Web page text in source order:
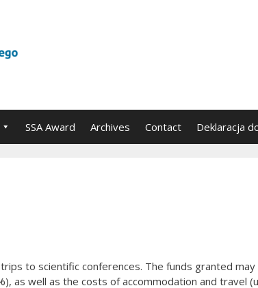
SSA Award Archives Contact Deklaracja
to scientific conferences. The funds granted may
as well as the costs of accommodation and travel